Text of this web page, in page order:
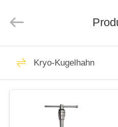
HAUS
PRODUKTE
Co.,Ltd.
Kryo-Kugelhahn